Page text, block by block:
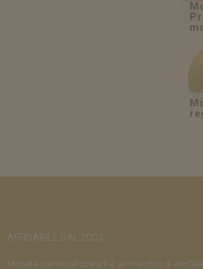
AFFIDABILE DAL 2003.
Moneta-personalizzata.it è un marchio di